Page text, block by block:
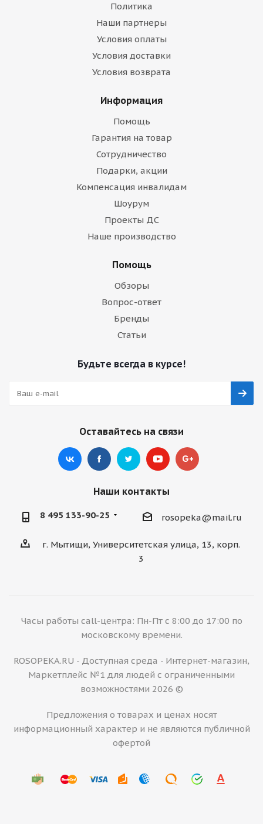
Политика
Наши партнеры
Условия оплаты
Условия доставки
Условия возврата
Информация
Помощь
Гарантия на товар
Сотрудничество
Подарки, акции
Компенсация инвалидам
Шоурум
Проекты ДС
Наше производство
Помощь
Обзоры
Вопрос-ответ
Бренды
Статьи
Будьте всегда в курсе!
Оставайтесь на связи
Наши контакты
8 495 133-90-25 rosopeka@mail.ru
г. Мытищи, Университетская улица, 13, корп.
3
Часы работы call-центра: Пн-Пт с 8:00 до 17:00 по
московскому времени.
ROSOPEKA.RU - Доступная среда - Интернет-магазин,
Маркетплейс №1 для людей с ограниченными
возможностями 2026 ©
Предложения о товарах и ценах носят
информационный характер и не являются публичной
офертой